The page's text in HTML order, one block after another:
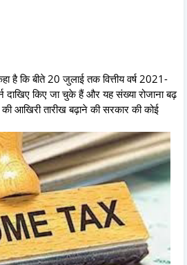
है कि बीते 20 जुलाई तक वित्तीय वर्ष 2021-
किए जा चुके हैं और यह संख्या रोजाना बढ़
आखिरी तारीख बढ़ाने की सरकार की कोई